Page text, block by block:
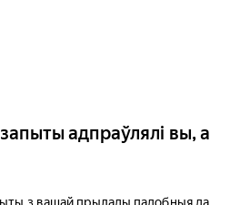
адпраўлялі вы, а
з вашай прылады падобныя да